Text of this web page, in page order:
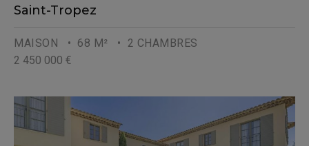
Saint-Tropez
MAISON • 68 M²
• 2 CHAMBRES
2 450 000 €